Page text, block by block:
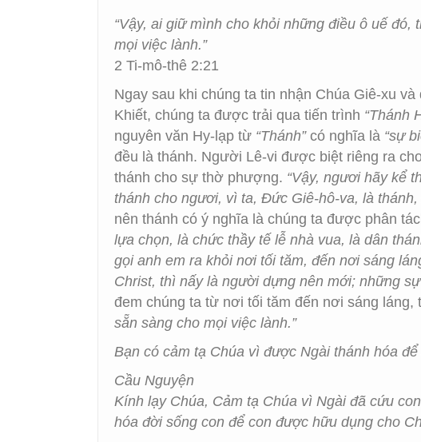
“Vậy, ai giữ mình cho khỏi những điều ô uế
mọi việc lành.”
2 Ti-mô-thê 2:21
Ngay sau khi chúng ta tin nhận Chúa Giê-xu
Khiết, chúng ta được trải qua tiến trình “Thánh
nguyên văn Hy-lạp từ “Thánh”có nghĩa là “sự
đều là thánh. Người Lê-vi được biệt riêng ra
thánh cho sự thờ phượng. “Vậy, ngươi hãy kể
thánh cho ngươi, vì ta, Đức Giê-hô-va, là
nên thánh có ý nghĩa là chúng ta được phân
lựa chọn, là chức thầy tế lễ nhà vua, là dân
gọi anh em ra khỏi nơi tối tăm, đến nơi sáng
Christ, thì nấy là người dựng nên mới; những
đem chúng ta từ nơi tối tăm đến nơi sáng láng,
sẵn sàng cho mọi việc lành.”
Bạn có cảm tạ Chúa vì được Ngài thánh hóa
Cầu Nguyện
Kính lạy Chúa, Cảm tạ Chúa vì Ngài đã cứu
hóa đời sống con để con được hữu dụng cho